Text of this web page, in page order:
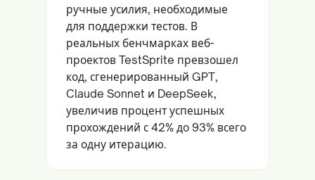
ручные усилия, необходимые
для поддержки тестов. В
реальных бенчмарках веб-
проектов TestSprite превзошел
код, сгенерированный GPT,
Claude Sonnet и DeepSeek,
увеличив процент успешных
прохождений с 42% до 93% всего
за одну итерацию.